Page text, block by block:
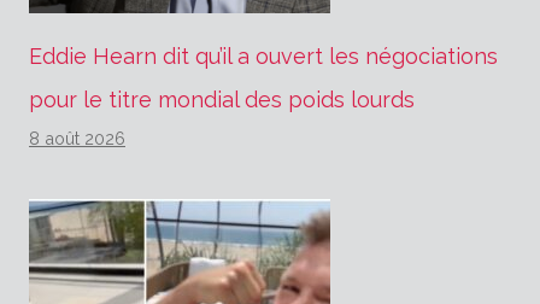
Eddie Hearn dit qu’il a ouvert les négociations
pour le titre mondial des poids lourds
8 août 2026